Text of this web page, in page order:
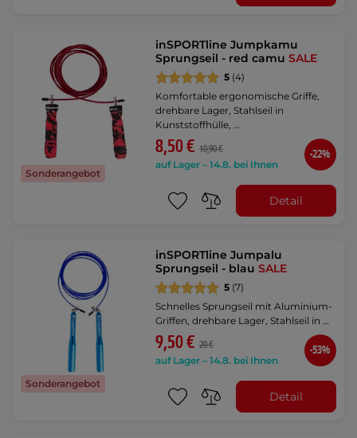
Sonderangebot
inSPORTline Jumpkamu
Sprungseil - red camuSALE
5 (4)
Komfortable ergonomische Griffe,
drehbare Lager, Stahlseil in
Kunststoffhülle, …
8,50 € 10,90 €
auf Lager – 14.8. bei Ihnen
-22%
Detail
Sonderangebot
inSPORTline Jumpalu
Sprungseil - blauSALE
5 (7)
Schnelles Sprungseil mit Aluminium-
Griffen, drehbare Lager, Stahlseil in …
9,50 € 20 €
auf Lager – 14.8. bei Ihnen
-53%
Detail